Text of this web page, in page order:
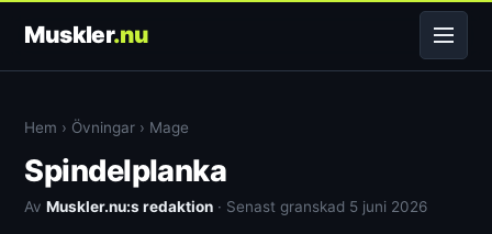
Muskler.nu
Hem › Övningar › Mage
Spindelplanka
AvMuskler.nu:s redaktion · Senast granskad 5 juni 2026